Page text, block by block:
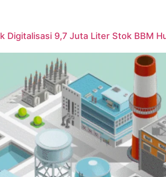
Digitalisasi 9,7 Juta Liter Stok BBM